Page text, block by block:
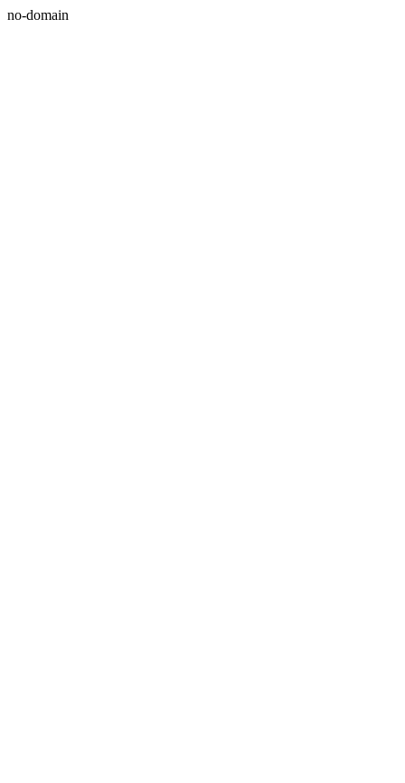
no-domain